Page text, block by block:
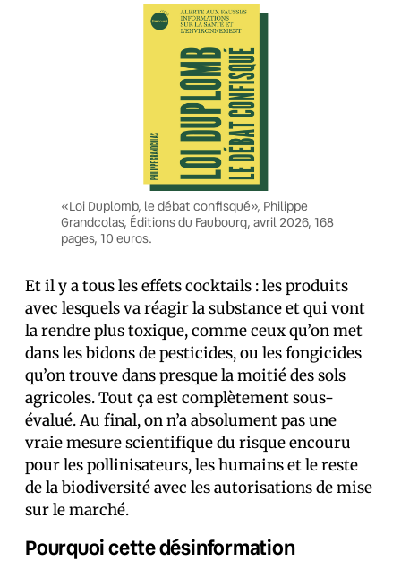
«Loi Duplomb, le débat confisqué», Philippe
Grandcolas, Éditions du Faubourg, avril 2026, 168
pages, 10 euros.
Et il y a tous les effets cocktails : les produits
avec lesquels va réagir la substance et qui vont
la rendre plus toxique, comme ceux qu’on met
dans les bidons de pesticides, ou les fongicides
qu’on trouve dans presque la moitié des sols
agricoles. Tout ça est complètement sous-
évalué. Au final, on n’a absolument pas une
vraie mesure scientifique du risque encouru
pour les pollinisateurs, les humains et le reste
de la biodiversité avec les autorisations de mise
sur le marché.
Pourquoi cette désinformation